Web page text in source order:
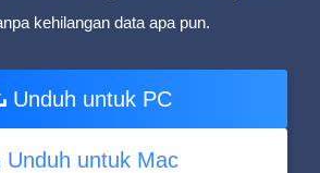
kehilangan data apa pun.
Unduh untuk PC
Unduh untuk Mac